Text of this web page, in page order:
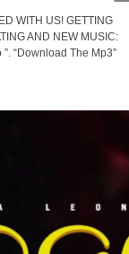
WITH US! GETTING
AND NEW MUSIC:
“Download The Mp3”